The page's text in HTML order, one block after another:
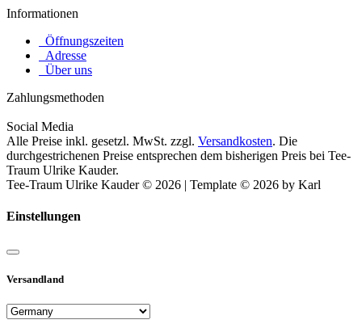
Informationen
Öffnungszeiten
Adresse
Über uns
Zahlungsmethoden
Social Media
Alle Preise inkl. gesetzl. MwSt. zzgl. Versandkosten. Die
durchgestrichenen Preise entsprechen dem bisherigen Preis bei Tee-
Traum Ulrike Kauder.
Tee-Traum Ulrike Kauder © 2026 | Template © 2026 by Karl
Einstellungen
Versandland